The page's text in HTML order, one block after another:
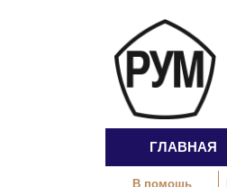
ГЛАВНАЯ
В помощь